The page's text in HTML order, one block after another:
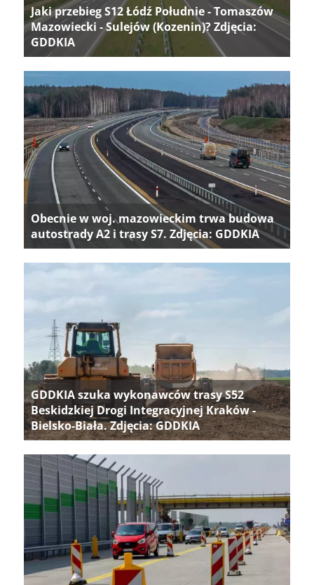
Jaki przebieg S12 Łódź Południe - Tomaszów
Mazowiecki - Sulejów (Kozenin)? Zdjęcia:
GDDKIA
Obecnie w woj. mazowieckim trwa budowa
autostrady A2 i trasy S7. Zdjęcia: GDDKIA
GDDKIA szuka wykonawców trasy S52
Beskidzkiej Drogi Integracyjnej Kraków -
Bielsko-Biała. Zdjęcia: GDDKIA